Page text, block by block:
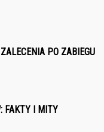
PO ZABIEGU
FAKTY I MITY